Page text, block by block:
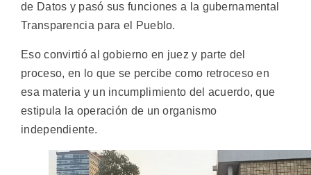
de Datos y pasó sus funciones a la gubernamental
Transparencia para el Pueblo.
Eso convirtió al gobierno en juez y parte del
proceso, en lo que se percibe como retroceso en
esa materia y un incumplimiento del acuerdo, que
estipula la operación de un organismo
independiente.